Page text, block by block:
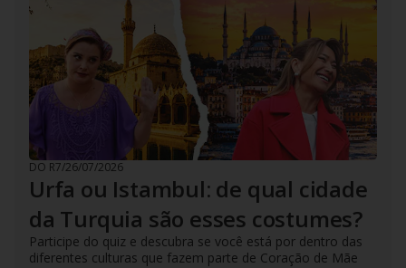
DO R7/26/07/2026
Urfa ou Istambul: de qual cidade
da Turquia são esses costumes?
Participe do quiz e descubra se você está por dentro das
diferentes culturas que fazem parte de Coração de Mãe